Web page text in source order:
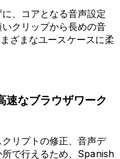
、コアとなる音声設定
クリップから長めの音
ざまなユースケースに柔
速なブラウザワーク
リプトの修正、音声デ
で行えるため、Spanish